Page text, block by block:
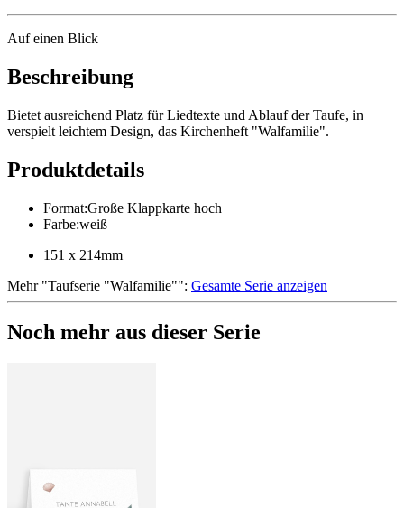
Auf einen Blick
Beschreibung
Bietet ausreichend Platz für Liedtexte und Ablauf der Taufe, in
verspielt leichtem Design, das Kirchenheft "Walfamilie".
Produktdetails
Format:Große Klappkarte hoch
Farbe:weiß
151 x 214mm
Mehr"Taufserie "Walfamilie"": Gesamte Serie anzeigen
Noch mehr aus dieser Serie